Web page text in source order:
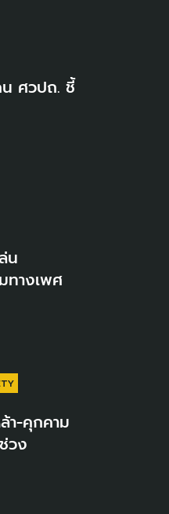
ศวปถ. ชี้
น
ทางเพศ
า-คุกคาม
วง